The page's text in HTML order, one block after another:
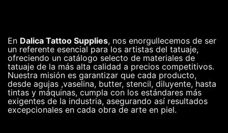
En Dalica Tattoo Supplies, nos enorgullecemos de ser
un referente esencial para los artistas del tatuaje,
ofreciendo un catálogo selecto de materiales de
tatuaje de la más alta calidad a precios competitivos.
Nuestra misión es garantizar que cada producto,
desde agujas ,vaselina, butter, stencil, diluyente, hasta
tintas y máquinas, cumpla con los estándares más
exigentes de la industria, asegurando así resultados
excepcionales en cada obra de arte en piel.